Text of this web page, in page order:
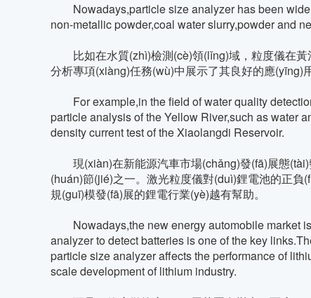
Nowadays,particle size analyzer has been
non-metallic powder,coal water slurry,powder and
比如在水質(zhì)檢測(cè)領(lǐng)域，粒度儀在
分析專項(xiàng)任務(wù)中展示了其良好的應(yīng)用
For example,in the field of water quality
particle analysis of the Yellow River,such as water
density current test of the Xiaolangdi Reservoir.
現(xiàn)在新能源汽車市場(chǎng)發(fā)展態(tài)勢
(huán)節(jié)之一。激光粒度儀對(duì)鋰電池的正
規(guī)模發(fā)展的鋰電行業(yè)越有幫助。
Nowadays,the new energy automobile market is
analyzer to detect batteries is one of the key
particle size analyzer affects the performance of
scale development of lithium industry.